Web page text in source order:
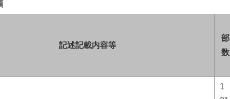
記述記載内容等
部
数
1